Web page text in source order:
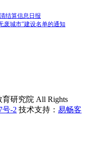
结算信息日报
废城市”建设名单的通知
研究院 All Rights
号-2 技术支持： 易畅客